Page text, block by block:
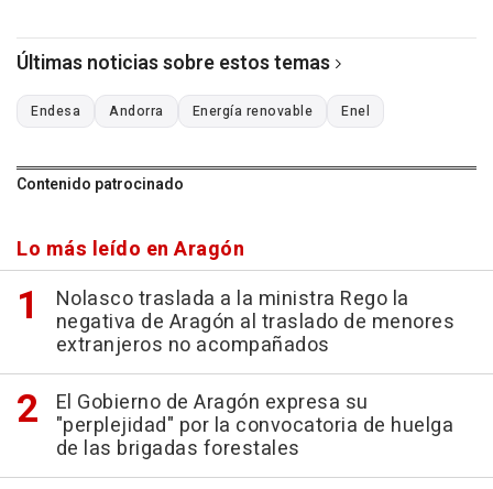
Últimas noticias sobre estos temas
Endesa Andorra Energía renovable Enel
Contenido patrocinado
Lo más leído en Aragón
Nolasco traslada a la ministra Rego la
negativa de Aragón al traslado de menores
extranjeros no acompañados
El Gobierno de Aragón expresa su
"perplejidad" por la convocatoria de huelga
de las brigadas forestales